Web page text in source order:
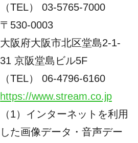
（TEL） 03-5765-7000
〒530-0003
大阪府大阪市北区堂島2-1-
31 京阪堂島ビル5F
（TEL） 06-4796-6160
https://www.stream.co.jp
（1）インターネットを利用
した画像データ・音声デー